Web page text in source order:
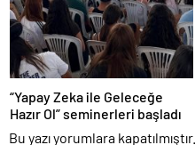
“Yapay Zeka ile Geleceğe
Hazır Ol” seminerleri başladı
Bu yazı yorumlara kapatılmıştır.